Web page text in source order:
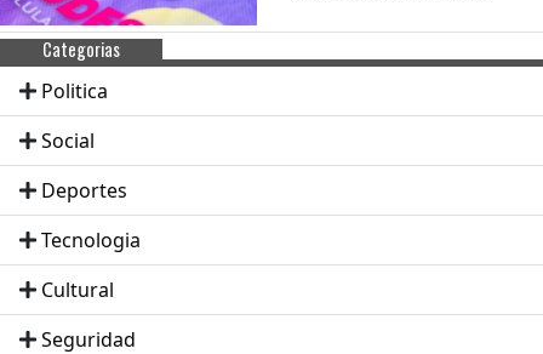
Categorias
Politica
Social
Deportes
Tecnologia
Cultural
Seguridad